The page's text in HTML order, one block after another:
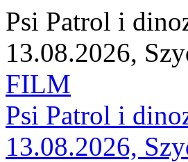
Psi Patrol i
13.08.2026,
FILM
Psi Patrol i
13.08.2026,